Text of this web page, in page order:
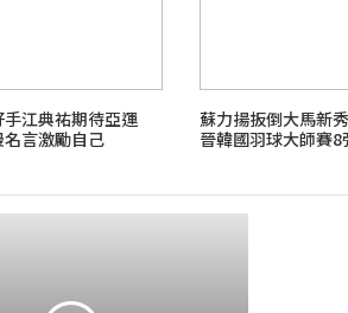
手江典祐期待亞運
言激勵自己
蘇力揚扳倒大馬新
晉韓國羽球大師賽8